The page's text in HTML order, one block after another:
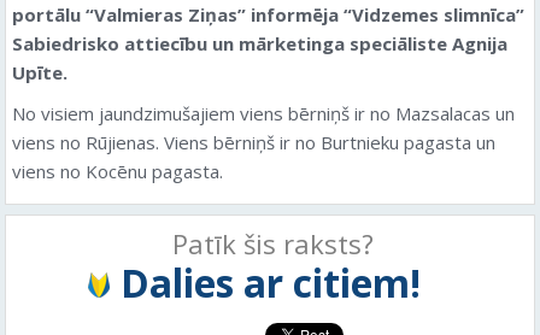
portālu “Valmieras Ziņas” informēja “Vidzemes slimnīca”
Sabiedrisko attiecību un mārketinga speciāliste Agnija
Upīte.
No visiem jaundzimušajiem viens bērniņš ir no Mazsalacas un
viens no Rūjienas. Viens bērniņš ir no Burtnieku pagasta un
viens no Kocēnu pagasta.
Patīk šis raksts?
Dalies ar citiem!